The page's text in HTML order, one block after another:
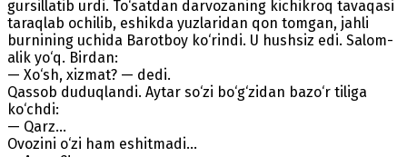
gursillatib urdi. To‘satdan darvozaning kichikroq tavaqasi
taraqlab ochilib, eshikda yuzlaridan qon tomgan, jahli
burnining uchida Barotboy ko‘rindi. U hushsiz edi. Salom-
alik yo‘q. Birdan:
— Xo‘sh, xizmat? — dedi.
Qassob duduqlandi. Aytar so‘zi bo‘g‘zidan bazo‘r tiliga
ko‘chdi:
— Qarz...
Ovozini o‘zi ham eshitmadi...